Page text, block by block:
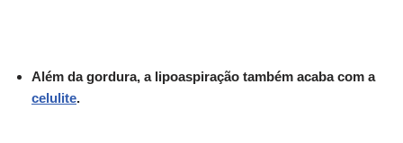
Além da gordura, a lipoaspiração também acaba com a
celulite.